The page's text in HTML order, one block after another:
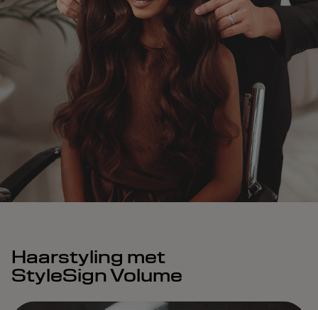
Haarstyling met
StyleSign Volume